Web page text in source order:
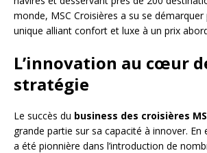
monde, MSC Croisières a su se
unique alliant confort et luxe à un prix
L’innovation au cœur
stratégie
Le succès du business des croisières
grande partie sur sa capacité à innover.
a été pionnière dans l’introduction de